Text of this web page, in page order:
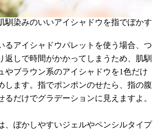
馴染みのいいアイシャドウを指でぼかす
るアイシャドウパレットを使う場合、つ
返しで時間がかかってしまうため、肌馴
やブラウン系のアイシャドウを1色だけ
します。指でポンポンのせたら、指の腹
るだけでグラデーションに見えますよ。
、ぼかしやすいジェルやペンシルタイプ